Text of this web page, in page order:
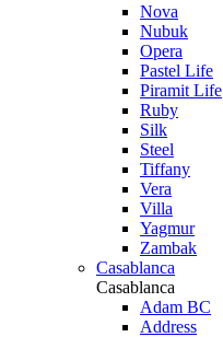
Nova
Nubuk
Opera
Pastel Life
Piramit Life
Ruby
Silk
Steel
Tiffany
Vera
Villa
Yagmur
Zambak
Casablanca
Casablanca
Adam BC
Address